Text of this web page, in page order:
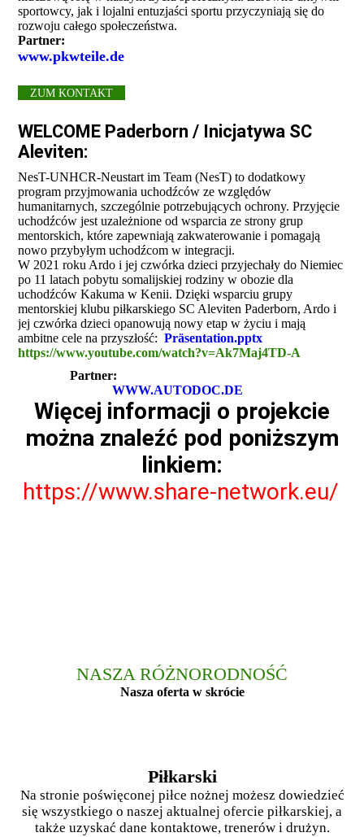
sportowcy, jak i lojalni entuzjaści sportu przyczyniają się do
rozwoju całego społeczeństwa.
Partner:
www.pkwteile.de
ZUM KONTAKT
WELCOME Paderborn / Inicjatywa SC
Aleviten:
NesT-UNHCR-Neustart im Team (NesT) to dodatkowy
program przyjmowania uchodźców ze względów
humanitarnych, szczególnie potrzebujących ochrony. Przyjęcie
uchodźców jest uzależnione od wsparcia ze strony grup
mentorskich, które zapewniają zakwaterowanie i pomagają
nowo przybyłym uchodźcom w integracji.
W 2021 roku Ardo i jej czwórka dzieci przyjechały do ​​Niemiec
po 11 latach pobytu somalijskiej rodziny w obozie dla
uchodźców Kakuma w Kenii. Dzięki wsparciu grupy
mentorskiej klubu piłkarskiego SC Aleviten Paderborn, Ardo i
jej czwórka dzieci opanowują nowy etap w życiu i mają
ambitne cele na przyszłość:Präsentation.pptx
https://www.youtube.com/watch?v=Ak7Maj4TD-A
Partner:
WWW.AUTODOC.DE
Więcej informacji o projekcie
można znaleźć pod poniższym
linkiem:
https://www.share-network.eu/
NASZA RÓŻNORODNOŚĆ
Nasza oferta w skrócie
Piłkarski
Na stronie poświęconej piłce nożnej możesz dowiedzieć
się wszystkiego o naszej aktualnej ofercie piłkarskiej, a
także uzyskać dane kontaktowe, trenerów i drużyn.